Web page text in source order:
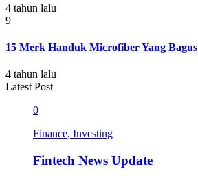
4 tahun lalu
9
15 Merk Handuk Microfiber Yang Bagus
4 tahun lalu
Latest Post
0
Finance, Investing
Fintech News Update